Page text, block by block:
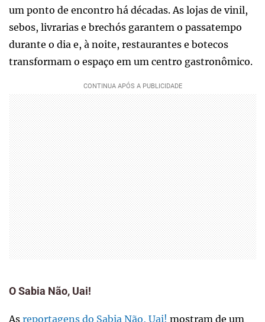
um ponto de encontro há décadas. As lojas de vinil,
sebos, livrarias e brechós garantem o passatempo
durante o dia e, à noite, restaurantes e botecos
transformam o espaço em um centro gastronômico.
O Sabia Não, Uai!
As reportagens do Sabia Não, Uai! mostram de um